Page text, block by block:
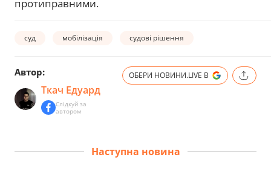
протиправними.
суд мобілізація судові рішення
Автор:
Ткач Едуард
Слідкуй за
автором
ОБЕРИ НОВИНИ.LIVE В
Наступна новина